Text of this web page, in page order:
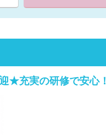
★充実の研修で安心！